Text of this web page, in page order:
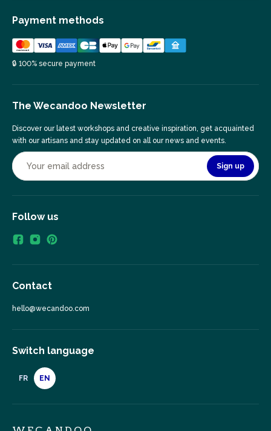
Payment methods
🔒 100% secure payment
The Wecandoo Newsletter
Discover our latest workshops and creative inspiration, get acquainted
with our artisans and stay updated on all our news and events.
Sign up
Follow us
Contact
hello@wecandoo.com
Switch language
FR EN